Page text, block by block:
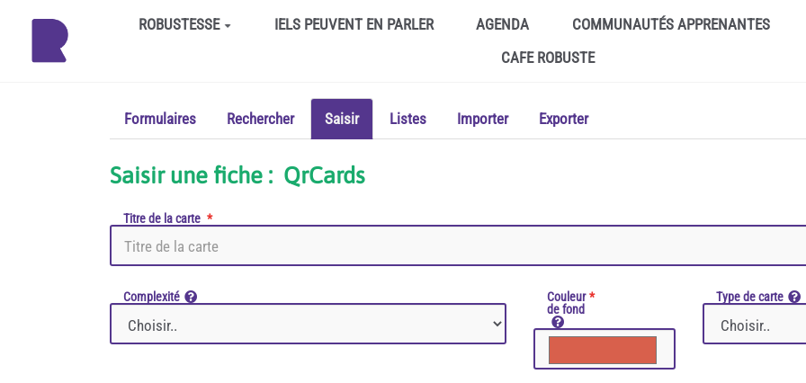
Aller au contenu principalROBUSTESSE IELS PEUVENT EN PARLER AGENDA
COMMUNAUTÉS APPRENANTES
CAFE ROBUSTE
Formulaires Rechercher Saisir Listes Importer Exporter
Saisir une fiche : QrCards
Titre de la carte
Complexité
Couleur
de fond
Type de carte